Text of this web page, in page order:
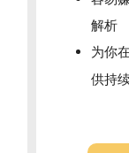
解析
为你
供持